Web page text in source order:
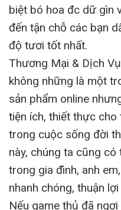
biệt bó hoa đc dữ gìn
đến tận chỗ các bạn
độ tươi tốt nhất.
Thương Mại & Dịch
không những là một
sản phẩm online
tiện ích, thiết thực
trong cuộc sống đời
này, chúng ta cũng
trong gia đình, anh
nhanh chóng, thuận
Nếu game thủ đã